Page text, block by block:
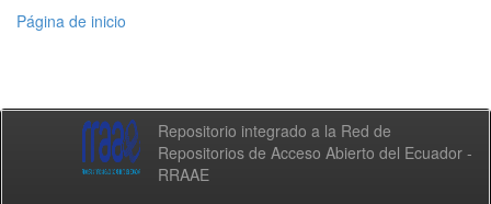
Página de inicio
Repositorio integrado a la Red de
Repositorios de Acceso Abierto del Ecuador -
RRAAE